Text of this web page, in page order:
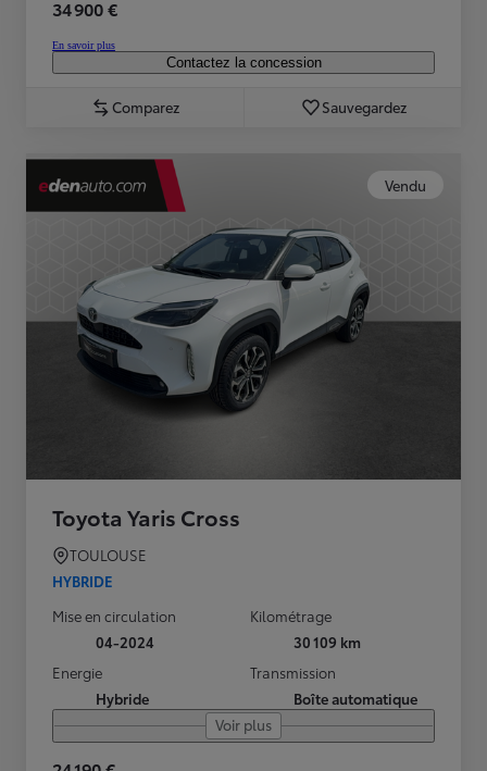
34 900 €
En savoir plus
Contactez la concession
Comparez Sauvegardez
Vendu
Toyota Yaris Cross
TOULOUSE
HYBRIDE
Mise en circulation
04-2024
Kilométrage
30 109 km
Energie
Hybride
Transmission
Boîte automatique
Voir plus